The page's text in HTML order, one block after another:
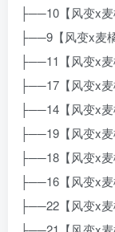
├──10【风变x
├──9【风变x麦
├──11【风变x
├──17【风变x
├──14【风变x
├──19【风变x
├──18【风变x
├──16【风变x
├──22【风变x